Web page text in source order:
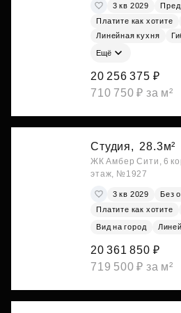
3 кв 2029
Платите как хотите
Линейная кухня
Ещё
20 256 375 ₽
710 750 ₽ за м²
Студия, 28.3м²
ЖК Амбер Сити, 6
этаж, №1927
3 кв 2029
Без
Платите как хотите
Вид на город
20 361 850 ₽
719 500 ₽ за м²